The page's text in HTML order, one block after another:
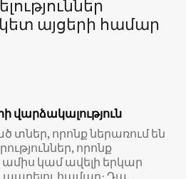
այցերի համար
վարձակալություն
տներ, որոնք ներառում են
որոնք
կամ ավելի երկար